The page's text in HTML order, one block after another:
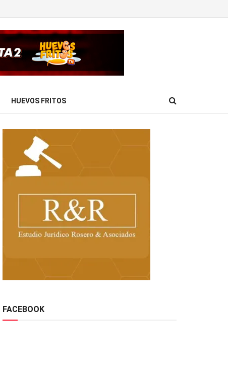
HUEVOS FRITOS
FACEBOOK